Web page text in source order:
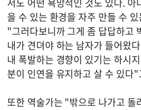
을 수 있는 환경을 자주 만들 수
"그러다보니까 그게 좀 답답하고
내가 견뎌야 하는 남자가 들어왔
내 폭발하는 경향이 있기는 하시
분이 인연을 유지하고 살 수 있다
또한 역술가는 "밖으로 나가고 돌